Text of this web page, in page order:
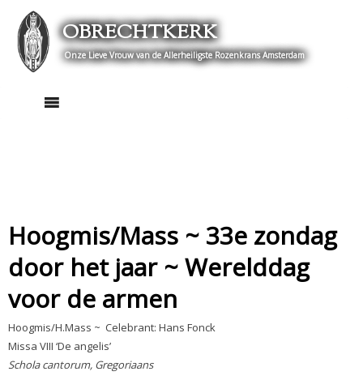
content
OBRECHTKERK
Onze Lieve Vrouw van de Allerheiligste Rozenkrans Amsterdam
Hoogmis/Mass ~ 33e zondag
door het jaar ~ Werelddag
voor de armen
Hoogmis/H.Mass ~ Celebrant: Hans Fonck
Missa VIII ‘De angelis’
Schola cantorum, Gregoriaans